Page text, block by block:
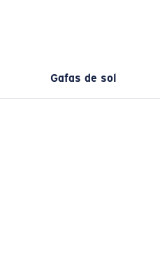
Gafas de sol